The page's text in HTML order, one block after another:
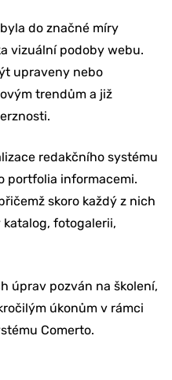
do značné míry
vizuální podoby webu.
upraveny nebo
trendům a již
redakčního systému
portfolia informacemi.
skoro každý z nich
fotogalerii,
úprav pozván na školení,
úkonům v rámci
Comerto.